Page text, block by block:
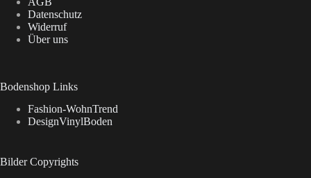
Datenschutz
Widerruf
Über uns
Bodenshop Links
Fashion-WohnTrend
DesignVinylBoden
Bilder Copyrights